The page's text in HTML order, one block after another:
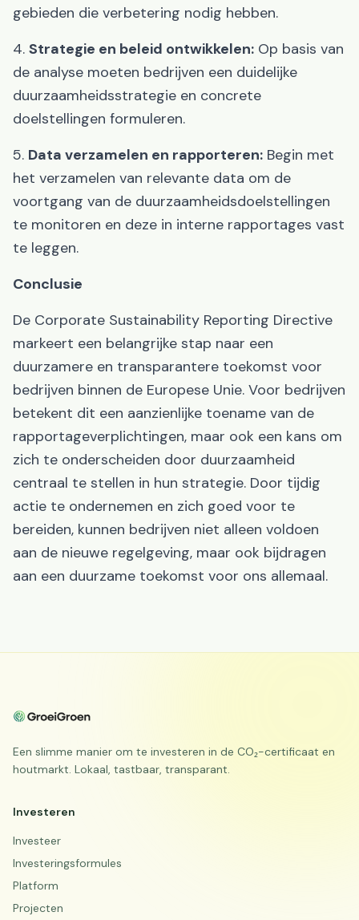
gebieden die verbetering nodig hebben.
4. Strategie en beleid ontwikkelen: Op basis van
de analyse moeten bedrijven een duidelijke
duurzaamheidsstrategie en concrete
doelstellingen formuleren.
5. Data verzamelen en rapporteren: Begin met
het verzamelen van relevante data om de
voortgang van de duurzaamheidsdoelstellingen
te monitoren en deze in interne rapportages vast
te leggen.
Conclusie
De Corporate Sustainability Reporting Directive
markeert een belangrijke stap naar een
duurzamere en transparantere toekomst voor
bedrijven binnen de Europese Unie. Voor bedrijven
betekent dit een aanzienlijke toename van de
rapportageverplichtingen, maar ook een kans om
zich te onderscheiden door duurzaamheid
centraal te stellen in hun strategie. Door tijdig
actie te ondernemen en zich goed voor te
bereiden, kunnen bedrijven niet alleen voldoen
aan de nieuwe regelgeving, maar ook bijdragen
aan een duurzame toekomst voor ons allemaal.
Een slimme manier om te investeren in de CO₂-certificaat en
houtmarkt. Lokaal, tastbaar, transparant.
Investeren
Investeer
Investeringsformules
Platform
Projecten